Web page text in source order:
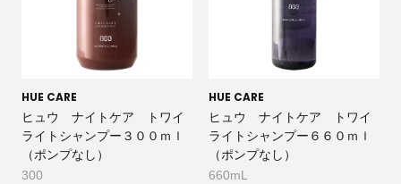
HUE CARE
ヒュウ ナイトケア トワイ
ライトシャンプー３００ｍｌ
（ポンプなし）
300
HUE CARE
ヒュウ ナイトケア トワイ
ライトシャンプー６６０ｍｌ
（ポンプなし）
660mL